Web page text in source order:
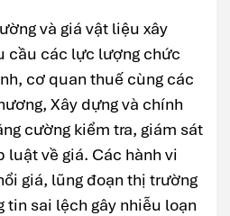
và giá vật liệu xây
cầu các lực lượng chức
cơ quan thuế cùng các
Xây dựng và chính
cường kiểm tra, giám sát
luật về giá. Các hành vi
giá, lũng đoạn thị trường
tin sai lệch gây nhiễu loạn